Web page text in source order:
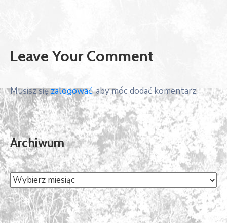
Leave Your Comment
Musisz sięzalogować, aby móc dodać komentarz.
Archiwum